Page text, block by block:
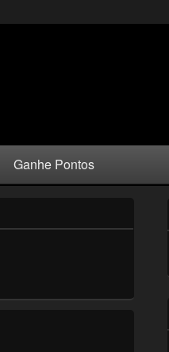
Ganhe Pontos